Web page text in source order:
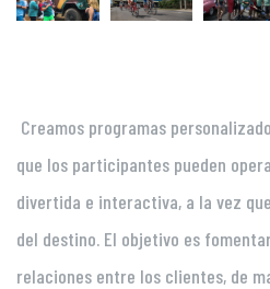
Creamos programas
que los participantes pueden
divertida e interactiva, a la vez
del destino. El objetivo es
relaciones entre los clientes, de